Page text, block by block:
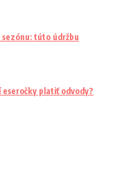
túto údržbu
eseročky platiť odvody?